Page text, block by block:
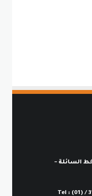
السائلة –
Tel : (01) /